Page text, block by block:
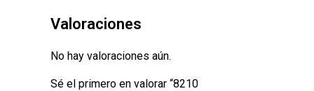
Valoraciones
No hay valoraciones aún.
Sé el primero en valorar “8210